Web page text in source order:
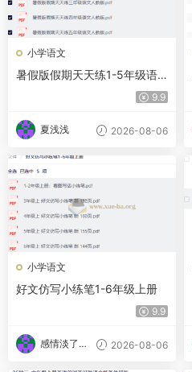
小学语文
暑假版假期天天练1-5年级语
9.9
夏浅浅 2026-08-06
小学语文
好文仿写小练笔1-6年级上册
9.9
感情淡了请
2026-08-06